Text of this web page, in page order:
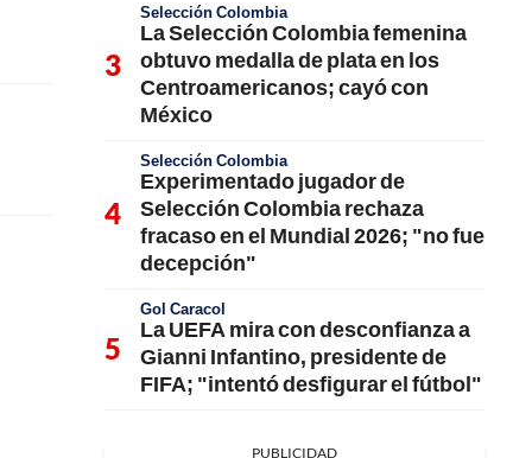
Selección Colombia
La Selección Colombia femenina
obtuvo medalla de plata en los
Centroamericanos; cayó con
México
Selección Colombia
Experimentado jugador de
Selección Colombia rechaza
fracaso en el Mundial 2026; "no fue
decepción"
Gol Caracol
La UEFA mira con desconfianza a
Gianni Infantino, presidente de
FIFA; "intentó desfigurar el fútbol"
PUBLICIDAD